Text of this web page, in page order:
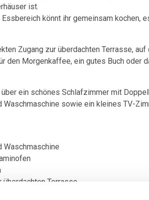
ist.
könnt ihr gemeinsam kochen,
Zugang zur überdachten Terrasse, auf
den Morgenkaffee, ein gutes Buch oder
ein schönes Schlafzimmer mit
Waschmaschine sowie ein kleines TV-
Waschmaschine
Terrasse